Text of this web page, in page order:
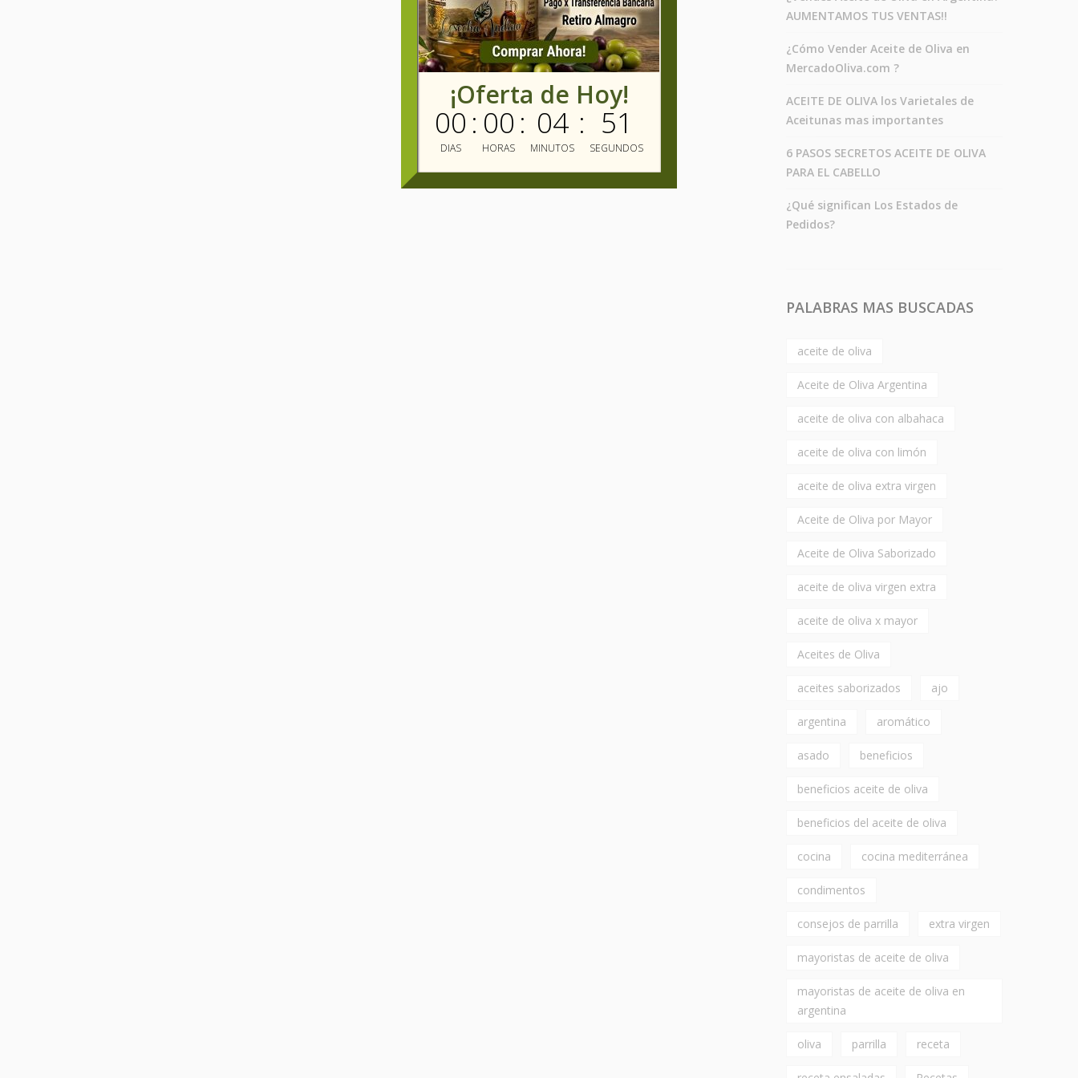
AUMENTAMOS TUS VENTAS!!
¿Cómo Vender Aceite de Oliva en
MercadoOliva.com ?
ACEITE DE OLIVA los Varietales de
Aceitunas mas importantes
6 PASOS SECRETOS ACEITE DE OLIVA
PARA EL CABELLO
¿Qué significan Los Estados de
Pedidos?
PALABRAS MAS BUSCADAS
aceite de oliva
Aceite de Oliva Argentina
aceite de oliva con albahaca
aceite de oliva con limón
aceite de oliva extra virgen
Aceite de Oliva por Mayor
Aceite de Oliva Saborizado
aceite de oliva virgen extra
aceite de oliva x mayor
Aceites de Oliva
aceites saborizados ajo
argentina aromático
asado beneficios
beneficios aceite de oliva
beneficios del aceite de oliva
cocina cocina mediterránea
condimentos
consejos de parrilla extra virgen
mayoristas de aceite de oliva
mayoristas de aceite de oliva en
argentina
oliva parrilla receta
¡Oferta de Hoy!
00
DIAS
: 00
HORAS
: 04
MINUTOS
: 50
SEGUNDOS